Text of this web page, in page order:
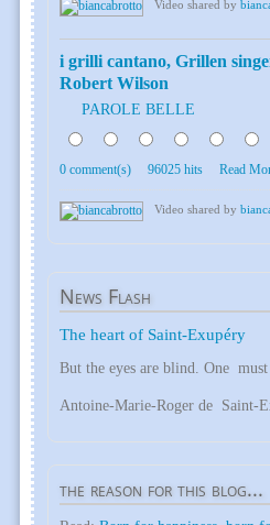
Video shared by
i grilli cantano, Grillen
Robert Wilson
PAROLE BELLE
0 comment(s) 96025 hits Read
Video shared by
News Flash
The heart of Saint-Exupéry
But the eyes are blind. One
Antoine-Marie-Roger de Saint-
the reason for this blog...